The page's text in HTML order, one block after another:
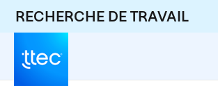
RECHERCHE DE TRAVAIL